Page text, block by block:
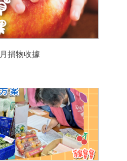
捐物收據